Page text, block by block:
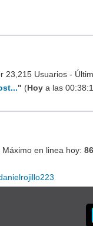
23,215 Usuarios -
" (Hoy a las
en linea hoy: